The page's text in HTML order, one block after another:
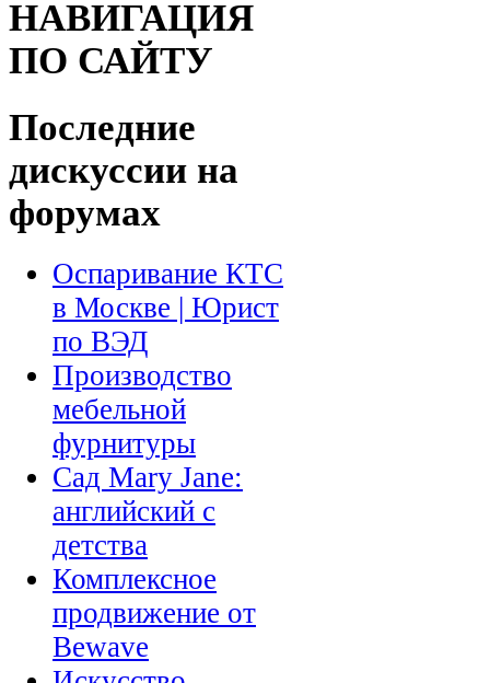
НАВИГАЦИЯ
ПО САЙТУ
Последние
дискуссии на
форумах
Оспаривание КТС
в Москве | Юрист
по ВЭД
Производство
мебельной
фурнитуры
Сад Mary Jane:
английский с
детства
Комплексное
продвижение от
Bewave